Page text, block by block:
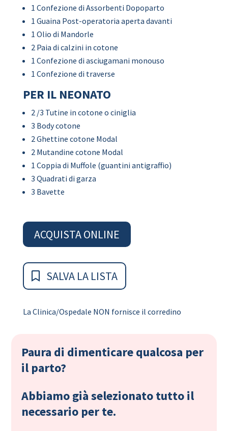
1 Confezione di Assorbenti Dopoparto
1 Guaina Post-operatoria aperta davanti
1 Olio di Mandorle
2 Paia di calzini in cotone
1 Confezione di asciugamani monouso
1 Confezione di traverse
PER IL NEONATO
2 /3 Tutine in cotone o ciniglia
3 Body cotone
2 Ghettine cotone Modal
2 Mutandine cotone Modal
1 Coppia di Muffole (guantini antigraffio)
3 Quadrati di garza
3 Bavette
ACQUISTA ONLINE
SALVA LA LISTA
La Clinica/Ospedale NON fornisce il corredino
Paura di dimenticare qualcosa per
il parto?
Abbiamo già selezionato tutto il
necessario per te.